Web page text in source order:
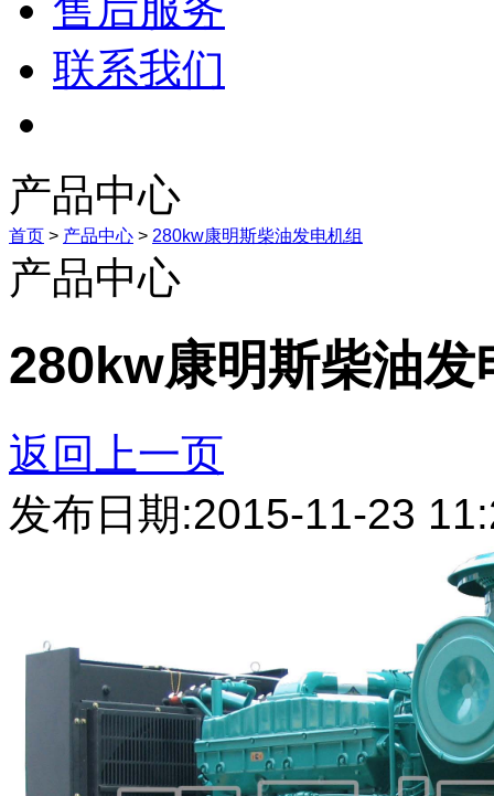
联系我们
产品中心
首页 > 产品中心 > 280kw康明斯柴油发电机组
产品中心
280kw康明斯柴油发
返回上一页
发布日期:2015-11-23